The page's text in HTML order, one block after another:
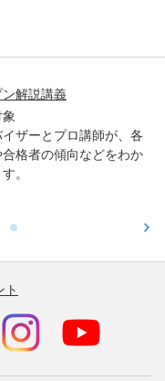
解説講義
ザーとプロ講師が、各
格者の傾向などをわか
。
ト